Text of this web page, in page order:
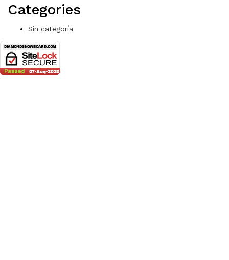
Categories
Sin categoría